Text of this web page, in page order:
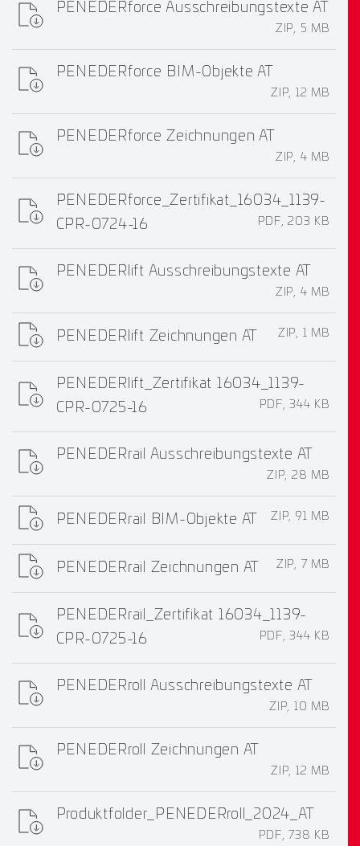
PENEDERforce Ausschreibungstexte AT
ZIP, 5 MB
PENEDERforce BIM-Objekte AT
ZIP, 12 MB
PENEDERforce Zeichnungen AT
ZIP, 4 MB
PENEDERforce_Zertifikat_16034_1139-
CPR-0724-16
PDF, 203 KB
PENEDERlift Ausschreibungstexte AT
ZIP, 4 MB
PENEDERlift Zeichnungen AT ZIP, 1 MB
PENEDERlift_Zertifikat 16034_1139-
CPR-0725-16
PDF, 344 KB
PENEDERrail Ausschreibungstexte AT
ZIP, 28 MB
PENEDERrail BIM-Objekte AT ZIP, 91 MB
PENEDERrail Zeichnungen AT ZIP, 7 MB
PENEDERrail_Zertifikat 16034_1139-
CPR-0725-16
PDF, 344 KB
PENEDERroll Ausschreibungstexte AT
ZIP, 10 MB
PENEDERroll Zeichnungen AT
ZIP, 12 MB
Produktfolder_PENEDERroll_2024_AT
PDF, 738 KB